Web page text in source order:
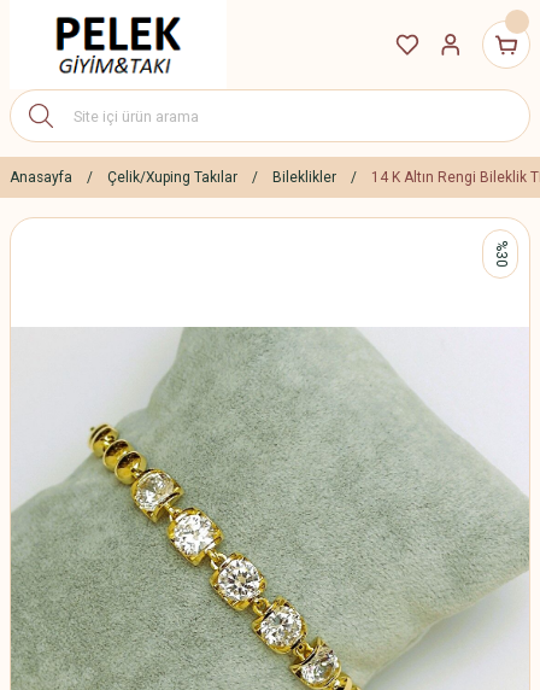
Anasayfa Çelik/Xuping Takılar Bileklikler 14 K Altın Rengi Bileklik
%30